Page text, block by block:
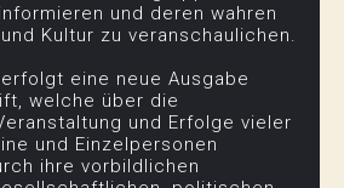
und deren wahren
Kultur zu veranschaulichen.
eine neue Ausgabe
welche über die
und Erfolge vieler
und Einzelpersonen
ihre vorbildlichen